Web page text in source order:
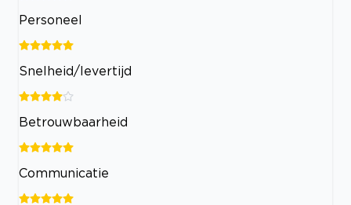
Personeel
Snelheid/levertijd
Betrouwbaarheid
Communicatie